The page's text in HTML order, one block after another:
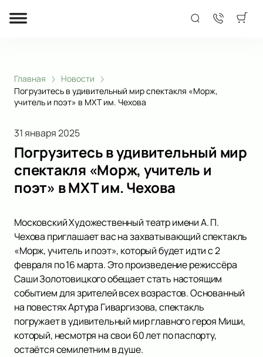
Главная
Новости
Погрузитесь в удивительный мир спектакля «Морж,
учитель и поэт» в МХТ им. Чехова
31 января 2025
Погрузитесь в удивительный мир
спектакля «Морж, учитель и
поэт» в МХТ им. Чехова
Московский Художественный театр имени А. П.
Чехова приглашает вас на захватывающий спектакль
«Морж, учитель и поэт», который будет идти с 2
февраля по 16 марта. Это произведение режиссёра
Саши Золотовицкого обещает стать настоящим
событием для зрителей всех возрастов. Основанный
на повестях Артура Гиваргизова, спектакль
погружает в удивительный мир главного героя Миши,
который, несмотря на свои 60 лет по паспорту,
остаётся семилетним в душе.